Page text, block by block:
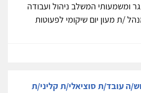
ומשמעותי המשלב ניהול ועבודה
/ת מעון יום שיקומי לפעוטות
ה עובד/ת סוציאלי/ת קליני/ת